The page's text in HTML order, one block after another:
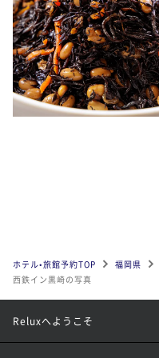
ホテル•旅館予約TOP 福岡県
西鉄イン黒崎の写真
Reluxへようこそ